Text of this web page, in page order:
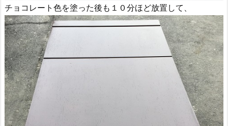
チョコレート色を塗った後も１０分ほど放置して、